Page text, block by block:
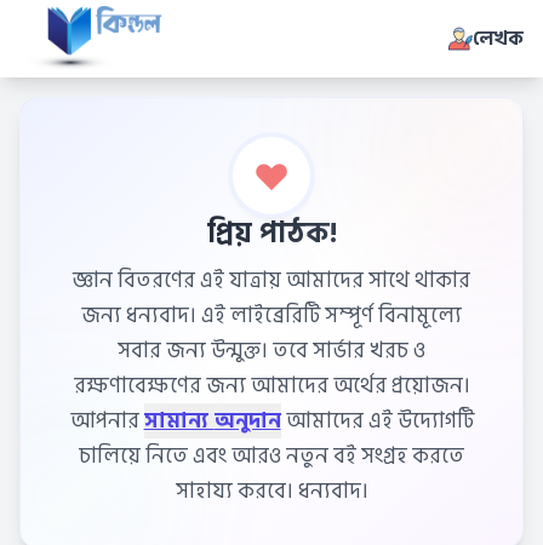
লেখক
প্রিয় পাঠক!
জ্ঞান বিতরণের এই যাত্রায় আমাদের সাথে থাকার
জন্য ধন্যবাদ। এই লাইব্রেরিটি সম্পূর্ণ বিনামূল্যে
সবার জন্য উন্মুক্ত। তবে সার্ভার খরচ ও
রক্ষণাবেক্ষণের জন্য আমাদের অর্থের প্রয়োজন।
আপনার
সামান্য অনুদানআমাদের এই উদ্যোগটি
চালিয়ে নিতে এবং আরও নতুন বই সংগ্রহ করতে
সাহায্য করবে। ধন্যবাদ।